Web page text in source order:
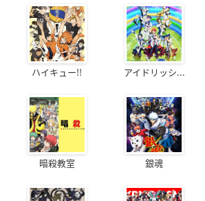
ハイキュー!! アイドリッシ...
暗殺教室 銀魂